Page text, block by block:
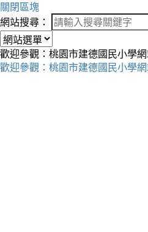
關閉區塊
網站搜尋：
歡迎參觀：桃園市建德國民小學
歡迎參觀：桃園市建德國民小學